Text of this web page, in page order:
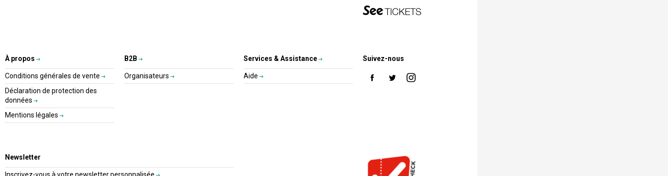
À propos
Conditions générales de vente
Déclaration de protection des
données
Mentions légales
B2B
Organisateurs
Services & Assistance
Aide
Suivez-nous
Newsletter